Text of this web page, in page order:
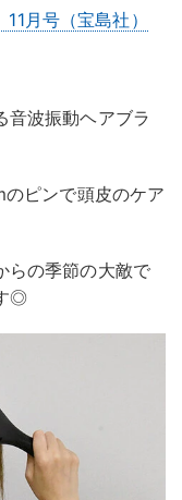
月号（宝島社）
音波振動ヘアブラ
ピンで頭皮のケア
らの季節の大敵で
◎